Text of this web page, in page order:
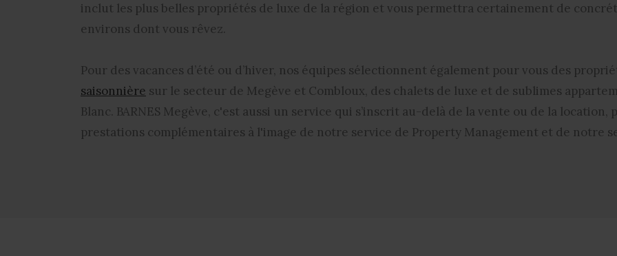
inclut les plus belles propriétés de luxe de la région et vous permettra certainement de
environs dont vous rêvez.
Pour des vacances d’été ou d’hiver, nos équipes sélectionnent également pour vous des
saisonnière sur le secteur de Megève et Combloux, des chalets de luxe et de sublimes
Blanc. BARNES Megève, c'est aussi un service qui s’inscrit au-delà de la vente ou de la location,
prestations complémentaires à l'image de notre service de Property Management et de notre